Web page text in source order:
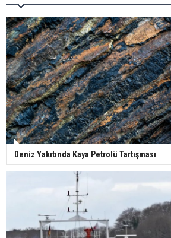
Deniz Yakıtında Kaya Petrolü Tartışması